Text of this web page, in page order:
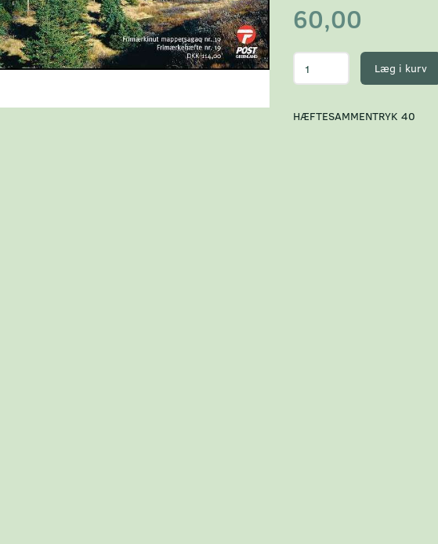
60,00
Læg i kurv
HÆFTESAMMENTRYK 40